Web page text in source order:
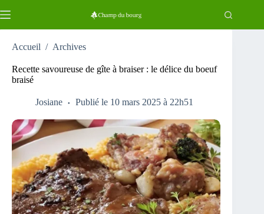
au
Accueil / Archives
Recette savoureuse de gîte à braiser : le délice du boeuf
braisé
Josiane Publié le 10 mars 2025 à 22h51